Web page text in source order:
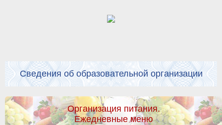
Сведения об образовательной организации
Организация питания.
Ежедневные меню